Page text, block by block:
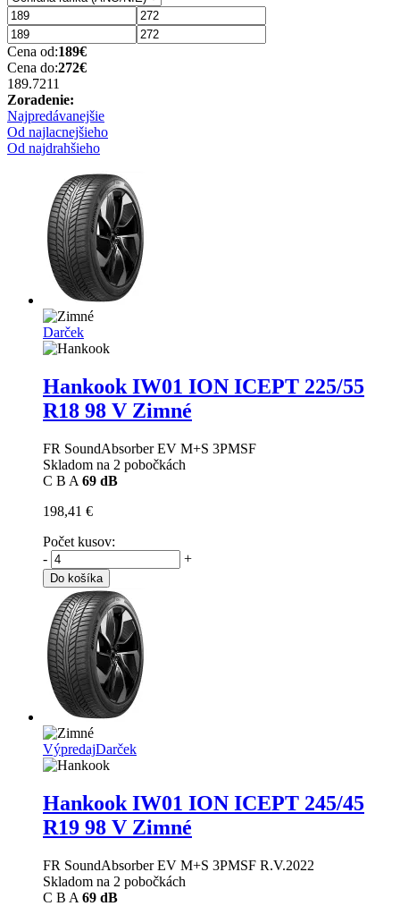
Cena od:189€
Cena do:272€
189.7211
Zoradenie:
Najpredávanejšie
Od najlacnejšieho
Od najdrahšieho
Darček
Hankook IW01 ION ICEPT 225/55
R18 98 V Zimné
FR SoundAbsorber EV M+S 3PMSF
Skladom na 2 pobočkách
C B A 69 dB
198,41 €
Počet kusov:
-
+
Do košíka
VýpredajDarček
Hankook IW01 ION ICEPT 245/45
R19 98 V Zimné
FR SoundAbsorber EV M+S 3PMSF R.V.2022
Skladom na 2 pobočkách
C B A 69 dB